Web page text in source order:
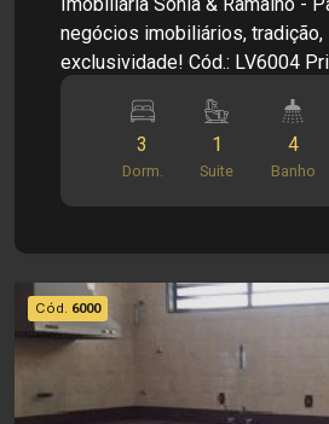
Imobiliária Sônia & Ramalho -
negócios imobiliários, tradição,
exclusividade! Cód.: LV6004 Principais
01 Lavabo - Área de serviço - 03 Vagas de
garagem - Piso Superior - 01 Suíte Dimensões: -
270,00m² de área de terreno - 175,72m² de área
- Armário - Ventilador - Box - Espelho -
Churrasqueira - Jardim de inverno
de Locação: R$ 3.000,00 Investimento de Venda:
Obs.: como imobiliária, me
3
Dorm.
1
Suite
4
Banho
Cód. 6000